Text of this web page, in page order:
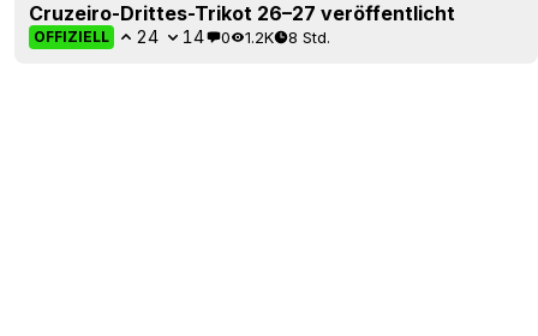
Cruzeiro-Drittes-Trikot 26–27 veröffentlicht
OFFIZIELL 24 14 0 1.2K 8 Std.